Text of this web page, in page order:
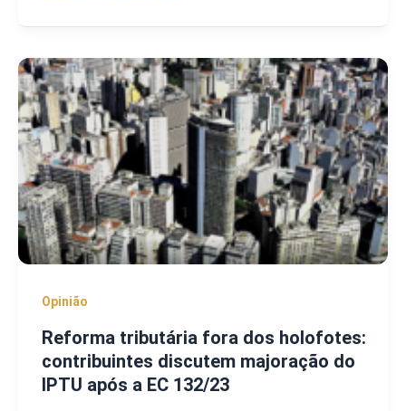
Opinião
Reforma tributária fora dos holofotes:
contribuintes discutem majoração do
IPTU após a EC 132/23